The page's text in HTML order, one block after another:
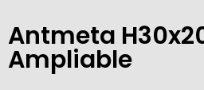
Antmeta
Ampliable